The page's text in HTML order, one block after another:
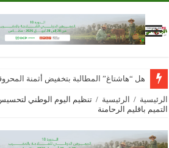
هل “هاشتاغ” المطالبة بتخفيض أثمنة
الرئيسية / الرئيسية / تنظيم اليوم الوطني
التميم باقليم الرحامنة